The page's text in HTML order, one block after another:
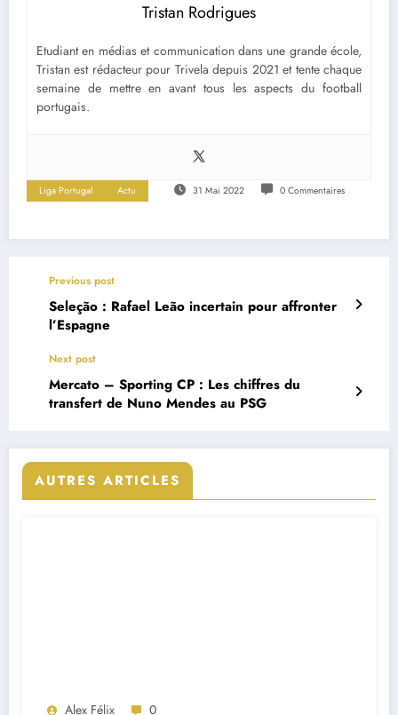
Tristan Rodrigues
Etudiant en médias et communication dans une grande école,
Tristan est rédacteur pour Trivela depuis 2021 et tente chaque
semaine de mettre en avant tous les aspects du football
portugais.
Liga Portugal Actu 31 Mai 2022 0 Commentaires
Previous post
Seleção : Rafael Leão incertain pour affronter
l’Espagne
Next post
Mercato – Sporting CP : Les chiffres du
transfert de Nuno Mendes au PSG
AUTRES ARTICLES
Alex Félix 0